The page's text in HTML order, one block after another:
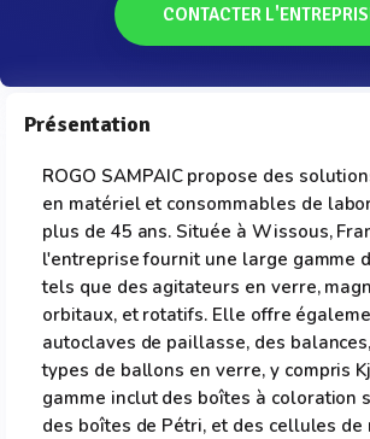
CONTACTER
Présentation
ROGO SAMPAIC propose des
en matériel et consommables de
plus de 45 ans. Située à Wissous,
l'entreprise fournit une large gamme
tels que des agitateurs en verre,
orbitaux, et rotatifs. Elle offre
autoclaves de paillasse, des
types de ballons en verre, y compris
gamme inclut des boîtes à coloration
des boîtes de Pétri, et des cellules de